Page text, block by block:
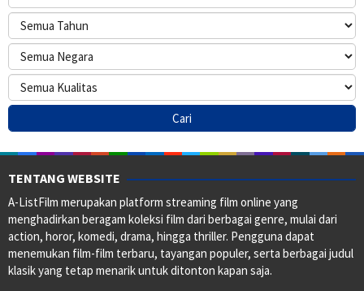
TENTANG WEBSITE
A-ListFilm merupakan platform streaming film online yang
menghadirkan beragam koleksi film dari berbagai genre, mulai dari
action, horor, komedi, drama, hingga thriller. Pengguna dapat
menemukan film-film terbaru, tayangan populer, serta berbagai judul
klasik yang tetap menarik untuk ditonton kapan saja.